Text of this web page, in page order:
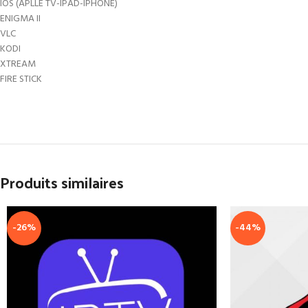
IOS (APLLE TV-IPAD-IPHONE)
ENIGMA II
VLC
KODI
XTREAM
FIRE STICK
Produits similaires
-26% -44%